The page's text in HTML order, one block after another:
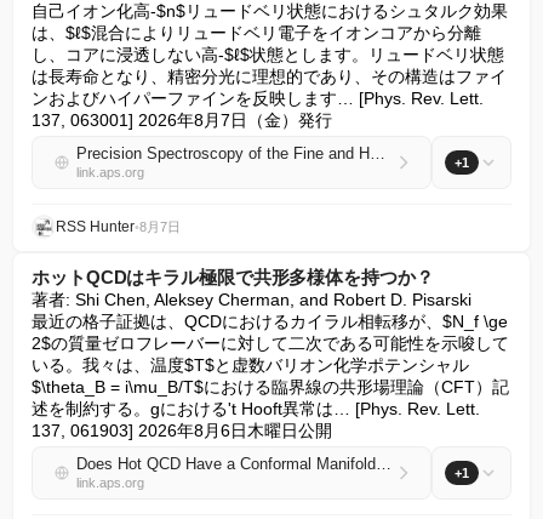
自己イオン化高-$n$リュードベリ状態におけるシュタルク効果
は、$ℓ$混合によりリュードベリ電子をイオンコアから分離
し、コアに浸透しない高-$ℓ$状態とします。リュードベリ状態
は長寿命となり、精密分光に理想的であり、その構造はファイ
ンおよびハイパーファインを反映します… [Phys. Rev. Lett.
137, 063001] 2026年8月7日（金）発行
Precision Spectroscopy of the Fine and Hyperfine Structures of High Molecular Rydberg-Stark States: Metrology of Molecular Hydrogen Ions
link.aps.org
+1
RSS Hunter•8月7日
ホットQCDはキラル極限で共形多様体を持つか？
著者: Shi Chen, Aleksey Cherman, and Robert D. Pisarski
最近の格子証拠は、QCDにおけるカイラル相転移が、$N_f \ge
2$の質量ゼロフレーバーに対して二次である可能性を示唆して
いる。我々は、温度$T$と虚数バリオン化学ポテンシャル
$\theta_B = i\mu_B/T$における臨界線の共形場理論（CFT）記
述を制約する。gにおける't Hooft異常は… [Phys. Rev. Lett.
137, 061903] 2026年8月6日木曜日公開
Does Hot QCD Have a Conformal Manifold in the Chiral Limit?
link.aps.org
+1